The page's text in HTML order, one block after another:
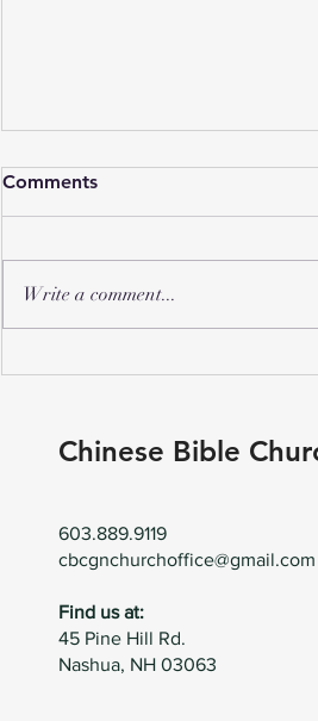
Comments
Write a comment...
Chinese Bible
603.889.9119
cbcgnchurchoffice@gmail.com
Find us at:
45 Pine Hill Rd.
Nashua, NH 03063